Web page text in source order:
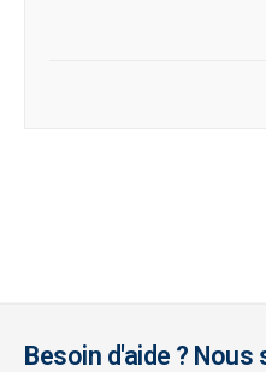
Besoin d'aide ? Nous